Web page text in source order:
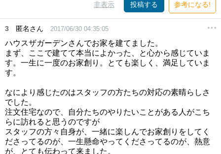
非表示 投稿する 参考になる!
3 匿名さん 2017/06/30 04:35:05
ハウスザガーデンさんでお家を建てました。
まず、ここで建てて本当によかった、と心から感じていま
す。一生に一度のお家創り。とても楽しく、満足していま
す。
なにより感じたのはスタッフの方たちの対応の素晴らしさ
でした。
注文住宅なので、自分たちのやりたいことがある人がこち
らに訪れると思うのですが
スタッフの方々自身が、一緒に楽しんでお家創りをしてく
ださってるのが、一生懸命やってくださってるのが、熱意
が、とても伝わって来ました。